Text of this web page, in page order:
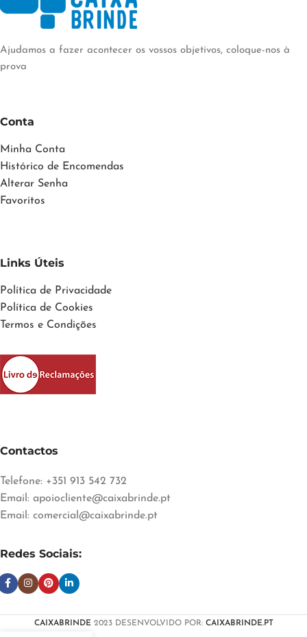
Ajudamos a fazer acontecer os vossos objetivos, coloque-nos à
prova
Conta
Minha Conta
Histórico de Encomendas
Alterar Senha
Favoritos
Links Úteis
Política de Privacidade
Política de Cookies
Termos e Condições
Contactos
Telefone: +351 913 542 732
Email: apoiocliente@caixabrinde.pt
Email: comercial@caixabrinde.pt
Redes Sociais:
CAIXABRINDE 2023 DESENVOLVIDO POR: CAIXABRINDE.PT